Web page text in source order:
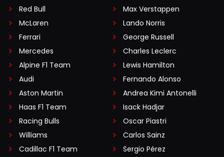
Red Bull
McLaren
Ferrari
Mercedes
Alpine F1 Team
Audi
Aston Martin
Haas F1 Team
Racing Bulls
Williams
Cadillac F1 Team
Max Verstappen
Lando Norris
George Russell
Charles Leclerc
Lewis Hamilton
Fernando Alonso
Andrea Kimi Antonelli
Isack Hadjar
Oscar Piastri
Carlos Sainz
Sergio Pérez